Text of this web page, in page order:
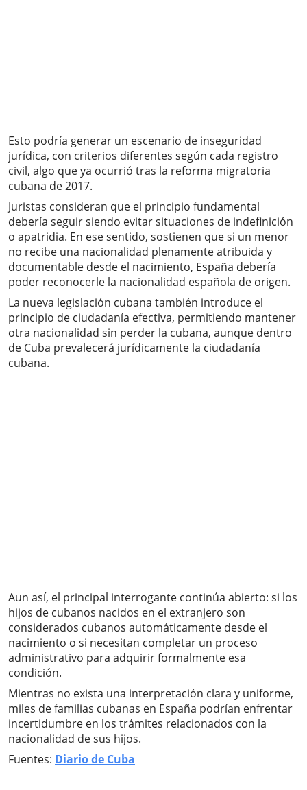
Esto podría generar un escenario de inseguridad
jurídica, con criterios diferentes según cada registro
civil, algo que ya ocurrió tras la reforma migratoria
cubana de 2017.
Juristas consideran que el principio fundamental
debería seguir siendo evitar situaciones de indefinición
o apatridia. En ese sentido, sostienen que si un menor
no recibe una nacionalidad plenamente atribuida y
documentable desde el nacimiento, España debería
poder reconocerle la nacionalidad española de origen.
La nueva legislación cubana también introduce el
principio de ciudadanía efectiva, permitiendo mantener
otra nacionalidad sin perder la cubana, aunque dentro
de Cuba prevalecerá jurídicamente la ciudadanía
cubana.
Aun así, el principal interrogante continúa abierto: si los
hijos de cubanos nacidos en el extranjero son
considerados cubanos automáticamente desde el
nacimiento o si necesitan completar un proceso
administrativo para adquirir formalmente esa
condición.
Mientras no exista una interpretación clara y uniforme,
miles de familias cubanas en España podrían enfrentar
incertidumbre en los trámites relacionados con la
nacionalidad de sus hijos.
Fuentes: Diario de Cuba